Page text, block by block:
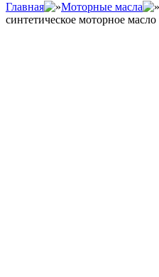
Главная Моторные масла
синтетическое моторное масло